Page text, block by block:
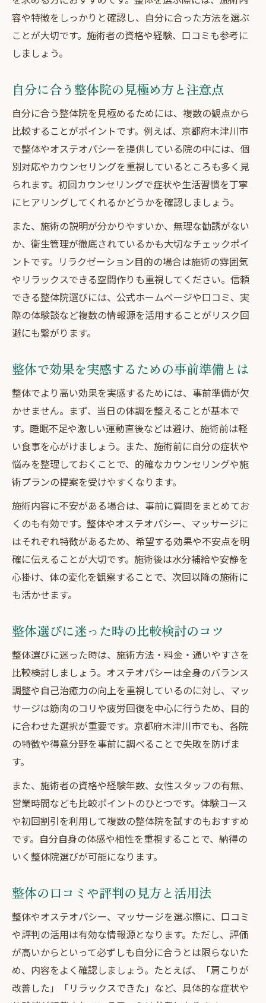
容や特徴をしっかりと確認し、自分に合った方法を選ぶ
ことが大切です。施術者の資格や経験、口コミも参考に
しましょう。
自分に合う整体院の見極め方と注意点
自分に合う整体院を見極めるためには、複数の観点から
比較することがポイントです。例えば、京都府木津川市
で整体やオステオパシーを提供している院の中には、個
別対応やカウンセリングを重視しているところも多く見
られます。初回カウンセリングで症状や生活習慣を丁寧
にヒアリングしてくれるかどうかを確認しましょう。
また、施術の説明が分かりやすいか、無理な勧誘がない
か、衛生管理が徹底されているかも大切なチェックポイ
ントです。リラクゼーション目的の場合は施術の雰囲気
やリラックスできる空間作りも重視してください。信頼
できる整体院選びには、公式ホームページや口コミ、実
際の体験談など複数の情報源を活用することがリスク回
避にも繋がります。
整体で効果を実感するための事前準備とは
整体でより高い効果を実感するためには、事前準備が欠
かせません。まず、当日の体調を整えることが基本で
す。睡眠不足や激しい運動直後などは避け、施術前は軽
い食事を心がけましょう。また、施術前に自分の症状や
悩みを整理しておくことで、的確なカウンセリングや施
術プランの提案を受けやすくなります。
施術内容に不安がある場合は、事前に質問をまとめてお
くのも有効です。整体やオステオパシー、マッサージに
はそれぞれ特徴があるため、希望する効果や不安点を明
確に伝えることが大切です。施術後は水分補給や安静を
心掛け、体の変化を観察することで、次回以降の施術に
も活かせます。
整体選びに迷った時の比較検討のコツ
整体選びに迷った時は、施術方法・料金・通いやすさを
比較検討しましょう。オステオパシーは全身のバランス
調整や自己治癒力の向上を重視しているのに対し、マッ
サージは筋肉のコリや疲労回復を中心に行うため、目的
に合わせた選択が重要です。京都府木津川市でも、各院
の特徴や得意分野を事前に調べることで失敗を防げま
す。
また、施術者の資格や経験年数、女性スタッフの有無、
営業時間なども比較ポイントのひとつです。体験コース
や初回割引を利用して複数の整体院を試すのもおすすめ
です。自分自身の体感や相性を重視することで、納得の
いく整体院選びが可能になります。
整体の口コミや評判の見方と活用法
整体やオステオパシー、マッサージを選ぶ際に、口コミ
や評判の活用は有効な情報源となります。ただし、評価
が高いからといって必ずしも自分に合うとは限らないた
め、内容をよく確認しましょう。たとえば、「肩こりが
改善した」「リラックスできた」など、具体的な症状や